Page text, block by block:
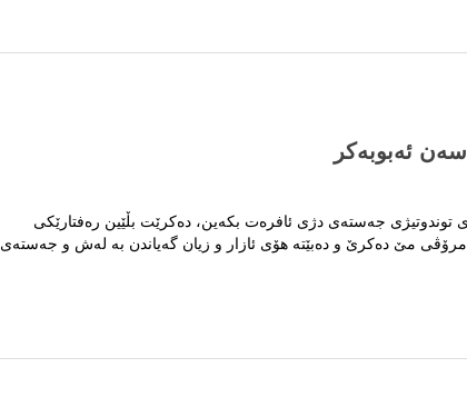
ئەبوبەکر
توندوتیژی جەستەی دژی ئافرەت بكەین، دەكرێت بڵێین رەفتارێكی
مرۆڤی مێ دەکرێ و دەبێتە هۆی ئازار و زیان گەیاندن بە لەش و جەستەی